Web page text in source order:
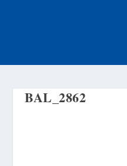
BAL_2862